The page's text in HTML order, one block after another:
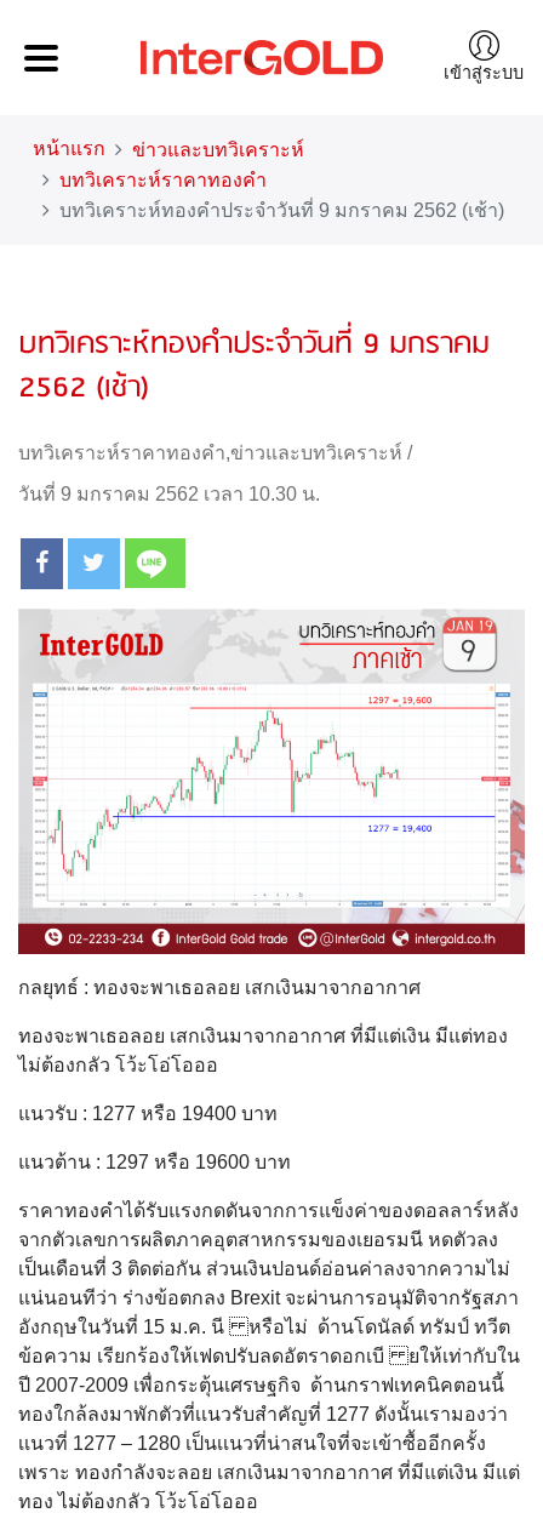
เข้าสู่ระบบ
หน้าแรก
ข่าวและบทวิเคราะห์
บทวิเคราะห์ราคาทองคำ
บทวิเคราะห์ทองคำประจำวันที่ 9 มกราคม 2562 (เช้า)
บทวิเคราะห์ทองคำประจำวันที่ 9 มกราคม
2562 (เช้า)
บทวิเคราะห์ราคาทองคำ,ข่าวและบทวิเคราะห์ /
วันที่ 9 มกราคม 2562 เวลา 10.30 น.
กลยุทธ์ : ทองจะพาเธอลอย เสกเงินมาจากอากาศ
ทองจะพาเธอลอย เสกเงินมาจากอากาศ ที่มีแต่เงิน มีแต่ทอง
ไม่ต้องกลัว โว้ะโอ่โอออ
แนวรับ : 1277 หรือ 19400 บาท
แนวต้าน : 1297 หรือ 19600 บาท
ราคาทองคําได้รับแรงกดดันจากการแข็งค่าของดอลลาร์หลัง
จากตัวเลขการผลิตภาคอุตสาหกรรมของเยอรมนี หดตัวลง
เป็นเดือนที่ 3 ติดต่อกัน ส่วนเงินปอนด์อ่อนค่าลงจากความไม่
แน่นอนทีว่า ร่างข้อตกลง Brexit จะผ่านการอนุมัติจากรัฐสภา
อังกฤษในวันที่ 15 ม.ค. นี หรือไม่ ด้านโดนัลด์ ทรัมป์ ทวีต
ข้อความ เรียกร้องให้เฟดปรับลดอัตราดอกเบี ยให้เท่ากับใน
ปี 2007-2009 เพื่อกระตุ้นเศรษฐกิจ ด้านกราฟเทคนิคตอนนี้
ทองใกล้ลงมาพักตัวที่เเนวรับสำคัญที่ 1277 ดังนั้นเรามองว่า
เเนวที่ 1277 – 1280 เป็นเเนวที่น่าสนใจที่จะเข้าซื้ออีกครั้ง
เพราะ ทองกำลังจะลอย เสกเงินมาจากอากาศ ที่มีแต่เงิน มีแต่
ทอง ไม่ต้องกลัว โว้ะโอ่โอออ